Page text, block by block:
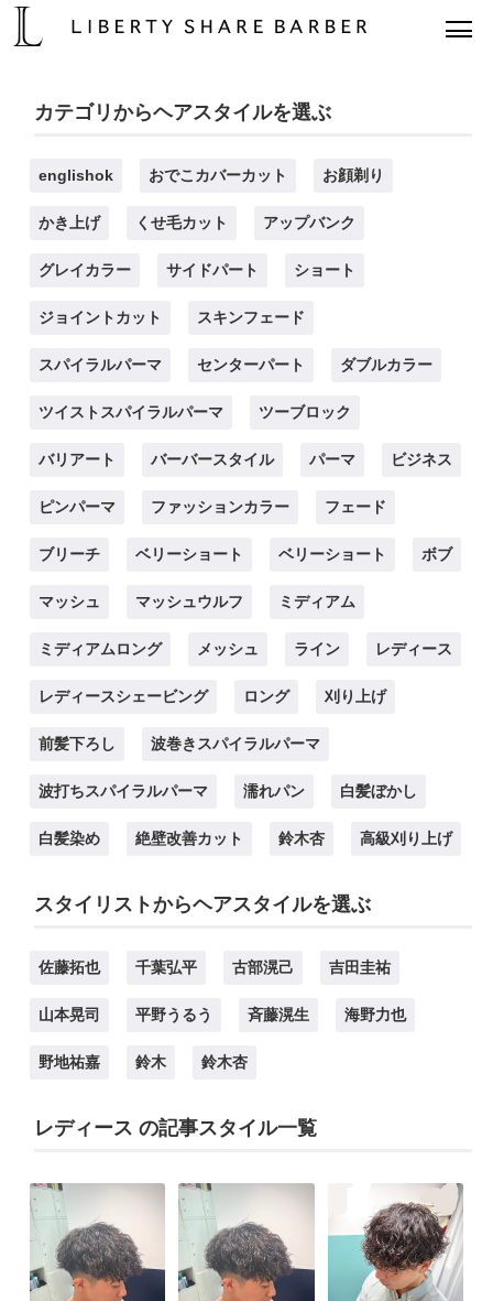
カテゴリからヘアスタイルを選ぶ
englishok おでこカバーカット お顔剃り
かき上げ くせ毛カット アップバンク
グレイカラー サイドパート ショート
ジョイントカット スキンフェード
スパイラルパーマ センターパート ダブルカラー
ツイストスパイラルパーマ ツーブロック
バリアート バーバースタイル パーマ ビジネス
ピンパーマ ファッションカラー フェード
ブリーチ ベリーショート ベリーショート ボブ
マッシュ マッシュウルフ ミディアム
ミディアムロング メッシュ ライン レディース
レディースシェービング ロング 刈り上げ
前髪下ろし 波巻きスパイラルパーマ
波打ちスパイラルパーマ 濡れパン 白髪ぼかし
白髪染め 絶壁改善カット 鈴木杏 高級刈り上げ
スタイリストからヘアスタイルを選ぶ
佐藤拓也 千葉弘平 古部滉己 吉田圭祐
山本晃司 平野うるう 斉藤滉生 海野力也
野地祐嘉 鈴木 鈴木杏
レディース の記事スタイル一覧